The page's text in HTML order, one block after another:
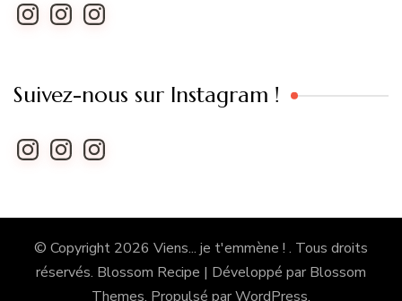
Instagram
InstagramInstagram
Suivez-nous sur Instagram !
Instagram
InstagramInstagram
© Copyright 2026 Viens... je t'emmène ! . Tous droits
réservés. Blossom Recipe | Développé par Blossom
Themes. Propulsé parWordPress.